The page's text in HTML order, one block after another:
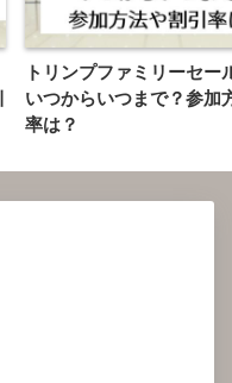
トリンプファミリーセー
いつからいつまで？参加
率は？